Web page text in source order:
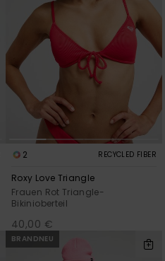
2 RECYCLED FIBER
Roxy Love Triangle
Frauen Rot Triangle-
Bikinioberteil
40,00 €
BRANDNEU